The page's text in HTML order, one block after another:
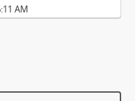
AM